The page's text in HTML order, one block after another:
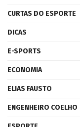
CURTAS DO ESPORTE
DICAS
E-SPORTS
ECONOMIA
ELIAS FAUSTO
ENGENHEIRO COELHO